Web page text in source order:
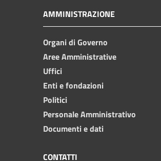
AMMINISTRAZIONE
Organi di Governo
Aree Amministrative
Uffici
Enti e fondazioni
Politici
Personale Amministrativo
Documenti e dati
CONTATTI